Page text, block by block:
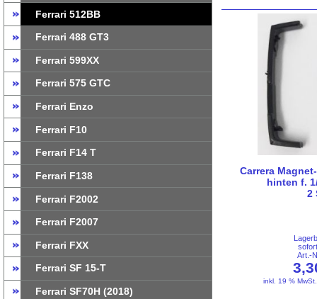
Ferrari 512BB
Ferrari 488 GT3
Ferrari 599XX
Ferrari 575 GTC
Ferrari Enzo
Ferrari F10
Ferrari F14 T
Ferrari F138
Ferrari F2002
Ferrari F2007
Ferrari FXX
Ferrari SF 15-T
Ferrari SF70H (2018)
Carrera
hinten f.
2
Art.-
inkl. 19 %